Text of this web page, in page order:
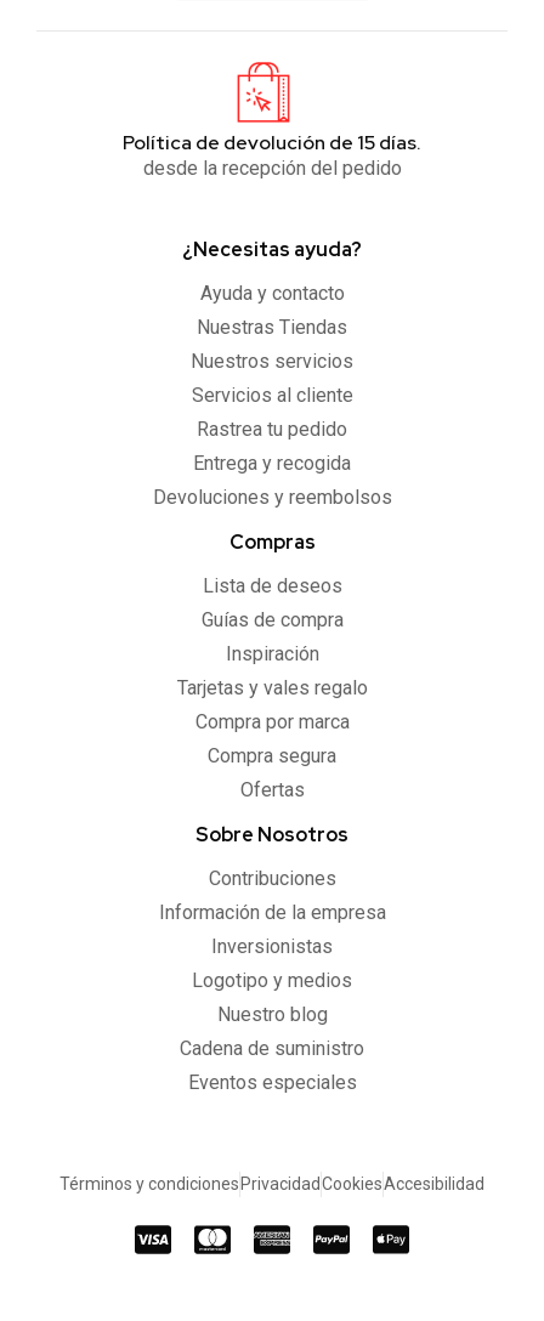
Política de devolución de 15 días.
desde la recepción del pedido
¿Necesitas ayuda?
Ayuda y contacto
Nuestras Tiendas
Nuestros servicios
Servicios al cliente
Rastrea tu pedido
Entrega y recogida
Devoluciones y reembolsos
Compras
Lista de deseos
Guías de compra
Inspiración
Tarjetas y vales regalo
Compra por marca
Compra segura
Ofertas
Sobre Nosotros
Contribuciones
Información de la empresa
Inversionistas
Logotipo y medios
Nuestro blog
Cadena de suministro
Eventos especiales
Términos y condiciones PrivacidadCookiesAccesibilidad